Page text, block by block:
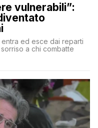
vulnerabili”:
ed esce dai reparti
a chi combatte